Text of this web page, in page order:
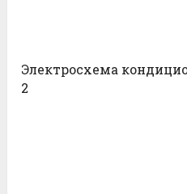
Электросхема
2